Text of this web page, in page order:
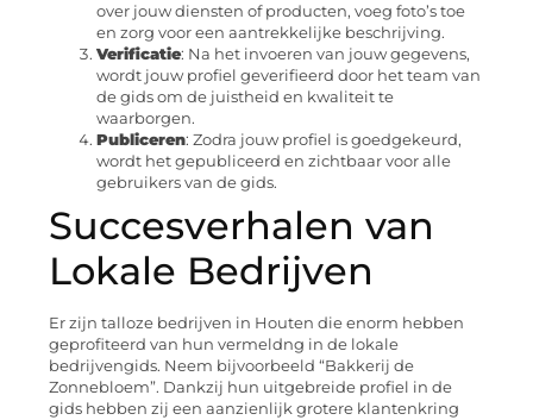
over jouw diensten of producten, voeg foto’s toe
en zorg voor een aantrekkelijke beschrijving.
Verificatie: Na het invoeren van jouw gegevens,
wordt jouw profiel geverifieerd door het team van
de gids om de juistheid en kwaliteit te
waarborgen.
Publiceren: Zodra jouw profiel is goedgekeurd,
wordt het gepubliceerd en zichtbaar voor alle
gebruikers van de gids.
Succesverhalen van
Lokale Bedrijven
Er zijn talloze bedrijven in Houten die enorm hebben
geprofiteerd van hun vermeldng in de lokale
bedrijvengids. Neem bijvoorbeeld “Bakkerij de
Zonnebloem”. Dankzij hun uitgebreide profiel in de
gids hebben zij een aanzienlijk grotere klantenkring